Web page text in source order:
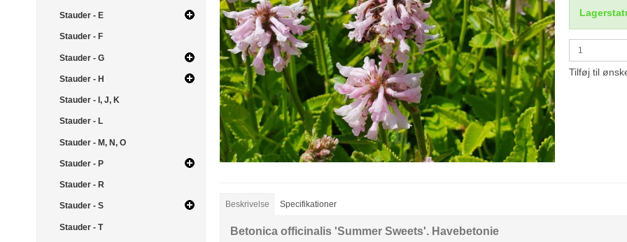
Stauder - E
Stauder - F
Stauder - G
Stauder - H
Stauder - I, J, K
Stauder - L
Stauder - M, N, O
Stauder - P
Stauder - R
Stauder - S
Stauder - T
Tilføj til
Beskrivelse Specifikationer
Betonica officinalis 'Summer Sweets'. Havebetonie